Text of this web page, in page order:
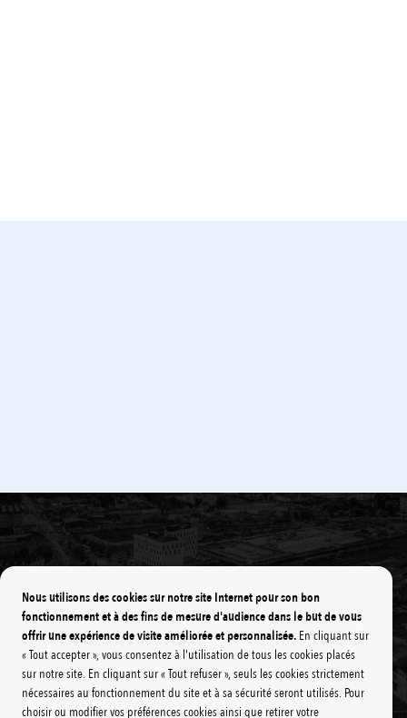
Nous utilisons des cookies sur notre site Internet pour son bon
fonctionnement et à des fins de mesure d'audience dans le but de vous
offrir une expérience de visite améliorée et personnalisée. En cliquant sur
« Tout accepter », vous consentez à l'utilisation de tous les cookies placés
sur notre site. En cliquant sur « Tout refuser », seuls les cookies strictement
nécessaires au fonctionnement du site et à sa sécurité seront utilisés. Pour
choisir ou modifier vos préférences cookies ainsi que retirer votre